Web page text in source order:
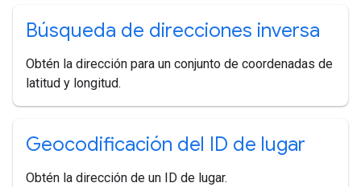
Búsqueda de direcciones inversa
Obtén la dirección para un conjunto de coordenadas de
latitud y longitud.
Geocodificación del ID de lugar
Obtén la dirección de un ID de lugar.